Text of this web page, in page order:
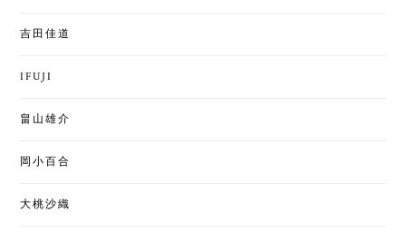
吉田佳道
IFUJI
畠山雄介
岡小百合
大桃沙織